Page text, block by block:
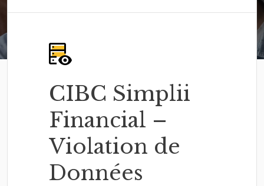
CIBC Simplii
Financial –
Violation de
Données